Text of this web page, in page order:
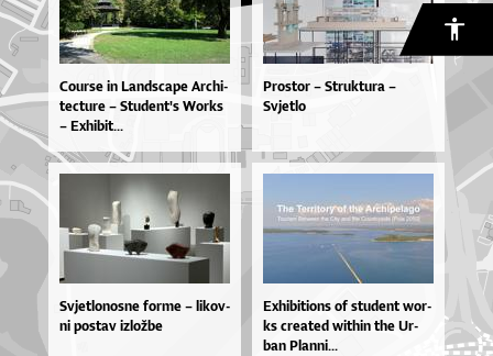
Co­ur­se in Lan­dsca­pe Ar­chi­
te­ctu­re – Stu­den­t's Wor­ks
– Exhi­bit...
Prostor – Struktura –
Svjetlo
Svje­tlo­nos­ne for­me – li­kov­
ni pos­tav izlož­be
Exhi­bi­ti­o­ns of stu­de­nt wor­
ks cre­a­ted wit­hin the Ur­
ban Plan­ni...